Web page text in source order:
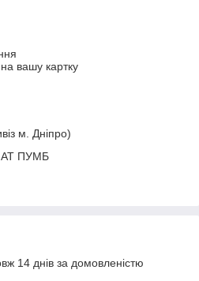
вашу картку
м. Дніпро)
АТ ПУМБ
14 днів за домовленістю